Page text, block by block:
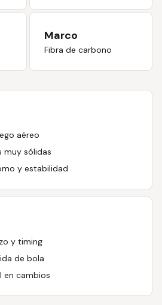
Marco
Fibra de carbono
aéreo
muy sólidas
y estabilidad
y timing
de bola
en cambios